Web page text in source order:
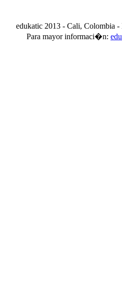
edukatic 2013 - Cali, Colombia
Para mayor informaci�n: